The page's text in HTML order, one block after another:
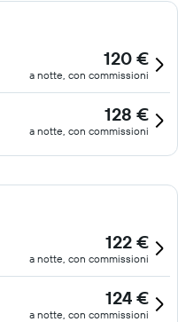
120 €
a notte, con commissioni
128 €
a notte, con commissioni
122 €
a notte, con commissioni
124 €
a notte, con commissioni